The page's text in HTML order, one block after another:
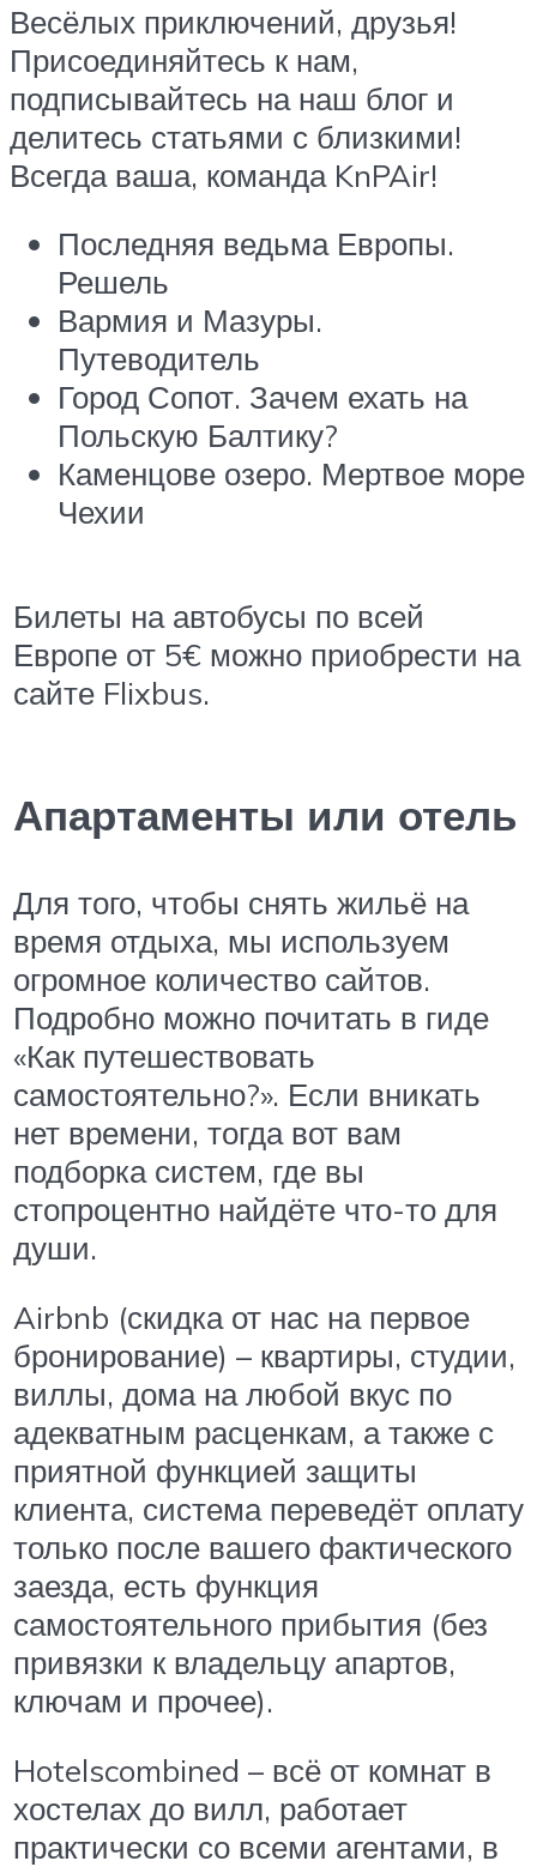
Весёлых приключений, друзья!
Присоединяйтесь к нам,
подписывайтесь на наш блог и
делитесь статьями с близкими!
Всегда ваша, команда KnPAir!
Последняя ведьма Европы.
Решель
Вармия и Мазуры.
Путеводитель
Город Сопот. Зачем ехать на
Польскую Балтику?
Каменцове озеро. Мертвое море
Чехии
Билеты на автобусы по всей
Европе от 5€ можно приобрести на
сайте Flixbus.
Апартаменты или отель
Для того, чтобы снять жильё на
время отдыха, мы используем
огромное количество сайтов.
Подробно можно почитать в гиде
«Как путешествовать
самостоятельно?». Если вникать
нет времени, тогда вот вам
подборка систем, где вы
стопроцентно найдёте что-то для
души.
Airbnb (скидка от нас на первое
бронирование) – квартиры, студии,
виллы, дома на любой вкус по
адекватным расценкам, а также с
приятной функцией защиты
клиента, система переведёт оплату
только после вашего фактического
заезда, есть функция
самостоятельного прибытия (без
привязки к владельцу апартов,
ключам и прочее).
Hotelscombined – всё от комнат в
хостелах до вилл, работает
практически со всеми агентами, в